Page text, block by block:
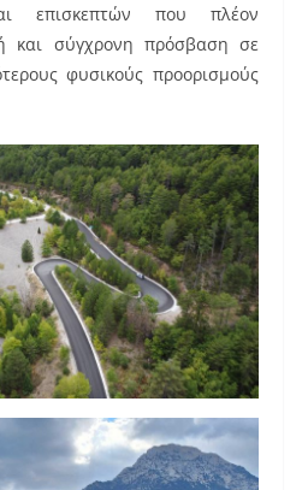
επισκεπτών που πλέον
και σύγχρονη πρόσβαση σε
φυσικούς προορισμούς